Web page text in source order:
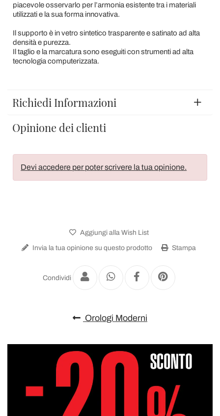
piacevole osservarlo per l’armonia esistente tra i materiali
utilizzati e la sua forma innovativa.
Il supporto è in vetro sintetico trasparente e satinato ad alta
densità e purezza.
Il taglio e la marcatura sono eseguiti con strumenti ad alta
tecnologia computerizzata.
Richiedi Informazioni
Opinione dei clienti
Devi accedere per poter scrivere la tua opinione.
Aggiungi alla Wish List
Invia la tua opinione su questo prodotto Stampa
Condividi
Orologi Moderni